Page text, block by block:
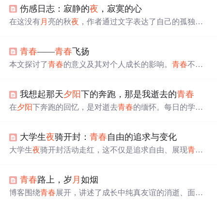
伤感日志：寂静的夜 ，寂寞的心
在这没有月亮的秋夜 ，作者通过文字表达了自己的孤独和
免迷失自我。在回忆与展望之间，
为了他们依赖的避风港。红尘往事，青春不再，作者在文
青春——青春飞扬
本文探讨了青春的意义及其对个人成长的影响。青春不仅
我想起那天夕阳下的奔跑，那是我逝去的青春
在夕阳下奔跑的回忆，是对逝去青春的缅怀。每日的学习
大学生夜骑开封：青春自由的追求与变化
大学生夜骑开封活动走红，这不仅是追求自由、展现青春
展，追求自由方式变化，需引导规范，构建和谐活力社
会。
青春路上，岁 月如烟
博客围绕青春展开，讲述了成长中纯真友谊的消逝、面对